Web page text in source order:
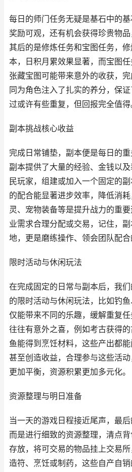
每日的师门任务无疑是基石中的
奖励可观，还有机会获得珍贵物
其后的是修炼任务和宝图任务，
本，日积月累效果显著，而宝图
张藏宝图可能带来意外的收获，
同为角色注入了扎实的养分，保
过或许有些重复，但回报完全值得
副本挑战核心收益
完成日常铺垫，副本便是每日的
副本提供了大量的经验、金钱以
民玩家，组建或加入一个固定的
的配合能显著进步效率，降低消
灵、宠物装备等是提升战力的重
业需求合理分配或交易，记住，
地，更是磨练操作、领会团队配合
限时活动与休闲玩法
在完成固定的日常与副本后，我
的限时活动与休闲玩法，比如钓
仅能带来不同的乐趣，缓解重复
往往有意外之喜，例如考古获得
鱼能得到烹饪材料，这些产出都能
甚至创造收益，合理参与这些活
更加平衡，资源积累更加多元化。
资源整理与明日准备
当一天的游戏日程接近尾声，最后
而是进行细致的资源整理，清点
存放，将可交易的物品挂上交易
造符、烹饪或制药，这些自产自